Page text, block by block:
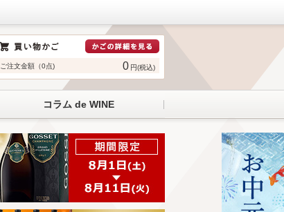
ご注文金額（0点) 0 円(税込)
コラム de WINE